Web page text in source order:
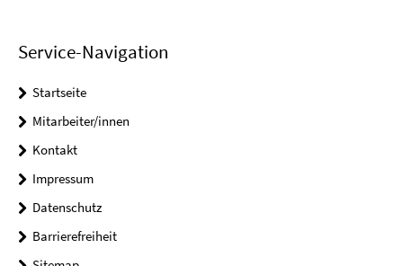
Service-Navigation
Startseite
Mitarbeiter/innen
Kontakt
Impressum
Datenschutz
Barrierefreiheit